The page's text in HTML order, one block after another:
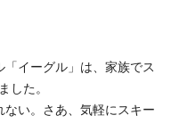
イーグル」は、家族でス
した。
い。さあ、気軽にスキー